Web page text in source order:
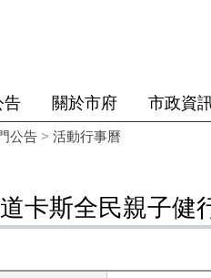
告 關於市府 市政資
公告 > 活動行事曆
卡斯全民親子健